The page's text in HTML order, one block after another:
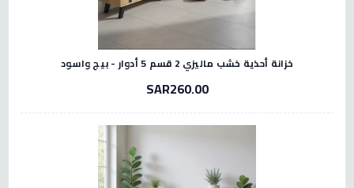
خزانة أحذية خشب ماليزي 2 قسم 5 أدوار - بيج واسود
SAR260.00